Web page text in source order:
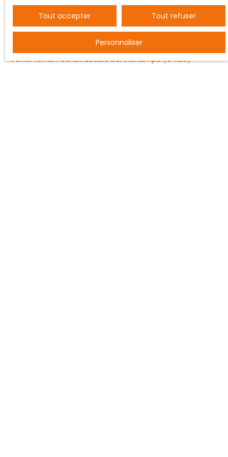
JE RECHERCHE UN BIEN
Vente entrepôt Nancy (54000)
Vente terrain constructible Bertrichamps (54120)
Tout accepter Tout refuser
Personnaliser